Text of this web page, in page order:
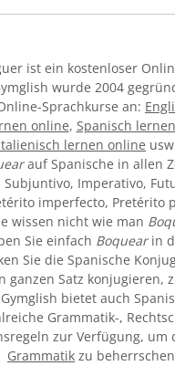
ist ein kostenloser
wurde 2004
Sprachkurse an:
online, Spanisch
lernen online
auf Spanische in allen
Subjuntivo, Imperativo,
imperfecto, Pretérito
wissen nicht wie man
Sie einfach Boquearin
Sie die Spanische
ganzen Satz konjugieren,
bietet auch
Grammatik-,
zur Verfügung, um
Grammatik zu